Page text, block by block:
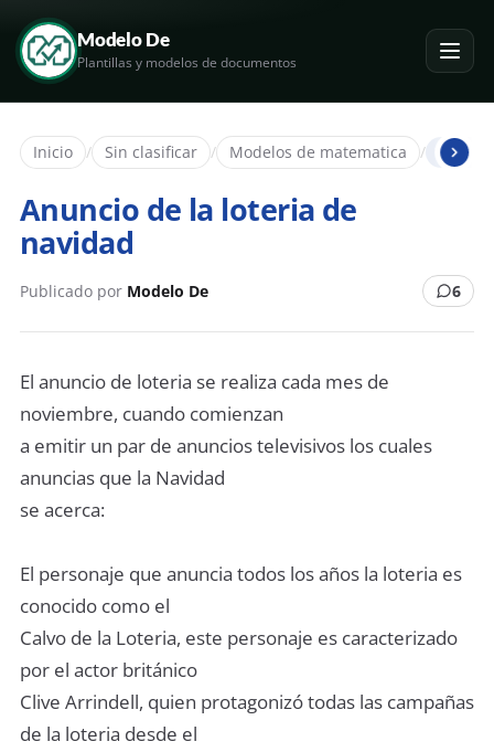
Modelo De
Plantillas y modelos de documentos
Inicio / Sin clasificar / Modelos de matematica /
Anuncio de la loteria de
navidad
Publicado por Modelo De 6
El anuncio de loteria se realiza cada mes de
noviembre, cuando comienzan
a emitir un par de anuncios televisivos los cuales
anuncias que la Navidad
se acerca:
El personaje que anuncia todos los años la loteria es
conocido como el
Calvo de la Loteria, este personaje es caracterizado
por el actor británico
Clive Arrindell, quien protagonizó todas las campañas
de la loteria desde el